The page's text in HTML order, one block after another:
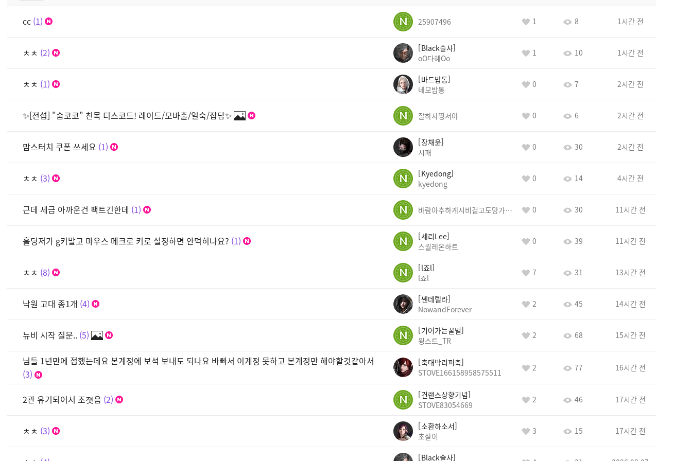
cc 1 25907496 1 8 1시간 전
ㅊㅊ 2
Black술사
oO다혜Oo
1 10 1시간 전
ㅊㅊ 1
바드밥통
네모밥통
0 7 2시간 전
✨[전섭] "숨코코" 친목 디스코드! 레이드/모바출/일숙/잡담✨ 잘하자띵서야 0 6 2시간 전
맘스터치 쿠폰 쓰세요 1
장채윤
시패
0 30 2시간 전
ㅊㅊ 3
Kyedong
kyedong
0 14 4시간 전
근데 세금 아까운건 팩트긴한데 1 바람아추하게시비걸고도망가냐당당하게글써 0 30 11시간 전
홀딩저가 g키말고 마우스 메크로 키로 설정하면 안먹히나요? 1
세리Lee
스퀄레온하트
0 39 11시간 전
ㅊㅊ 8
l죠l
l죠l
7 31 13시간 전
낙원 고대 종1개 4
쎈데렐라
NowandForever
2 45 14시간 전
뉴비 시작 질문.. 5
기어가는꿀벌
윙스트_TR
2 68 15시간 전
님들 1년만에 접했는데요 본계정에 보석 보내도 되나요 바빠서 이계정 못하고 본계정만 해야할것같아서
3
축대박리퍼축
STOVE166158958575511
2 77 16시간 전
2관 유기되어서 조졋음 2
건랜스상향기념
STOVE83054669
2 46 17시간 전
ㅊㅊ 3
소환하소서
초살이
3 15 17시간 전
Black술사